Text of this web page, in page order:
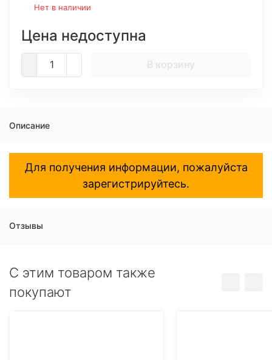
Нет в наличии
Цена недоступна
В корзину
Описание
Для получения информации, пожалуйста
зарегистрируйтесь.
Отзывы
C этим товаром также
покупают